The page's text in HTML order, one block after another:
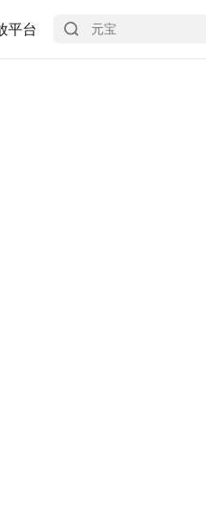
平台